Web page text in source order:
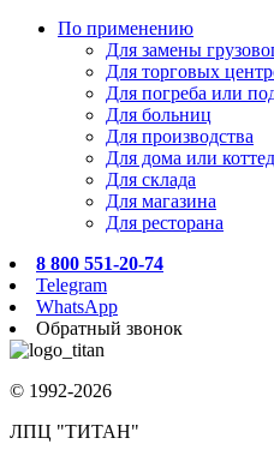
По применению
Для замены
Для торговых
Для погреба или
Для больниц
Для производства
Для дома или
Для склада
Для магазина
Для ресторана
8 800 551-20-74
Telegram
WhatsApp
Обратный звонок
© 1992-2026
ЛПЦ "ТИТАН"